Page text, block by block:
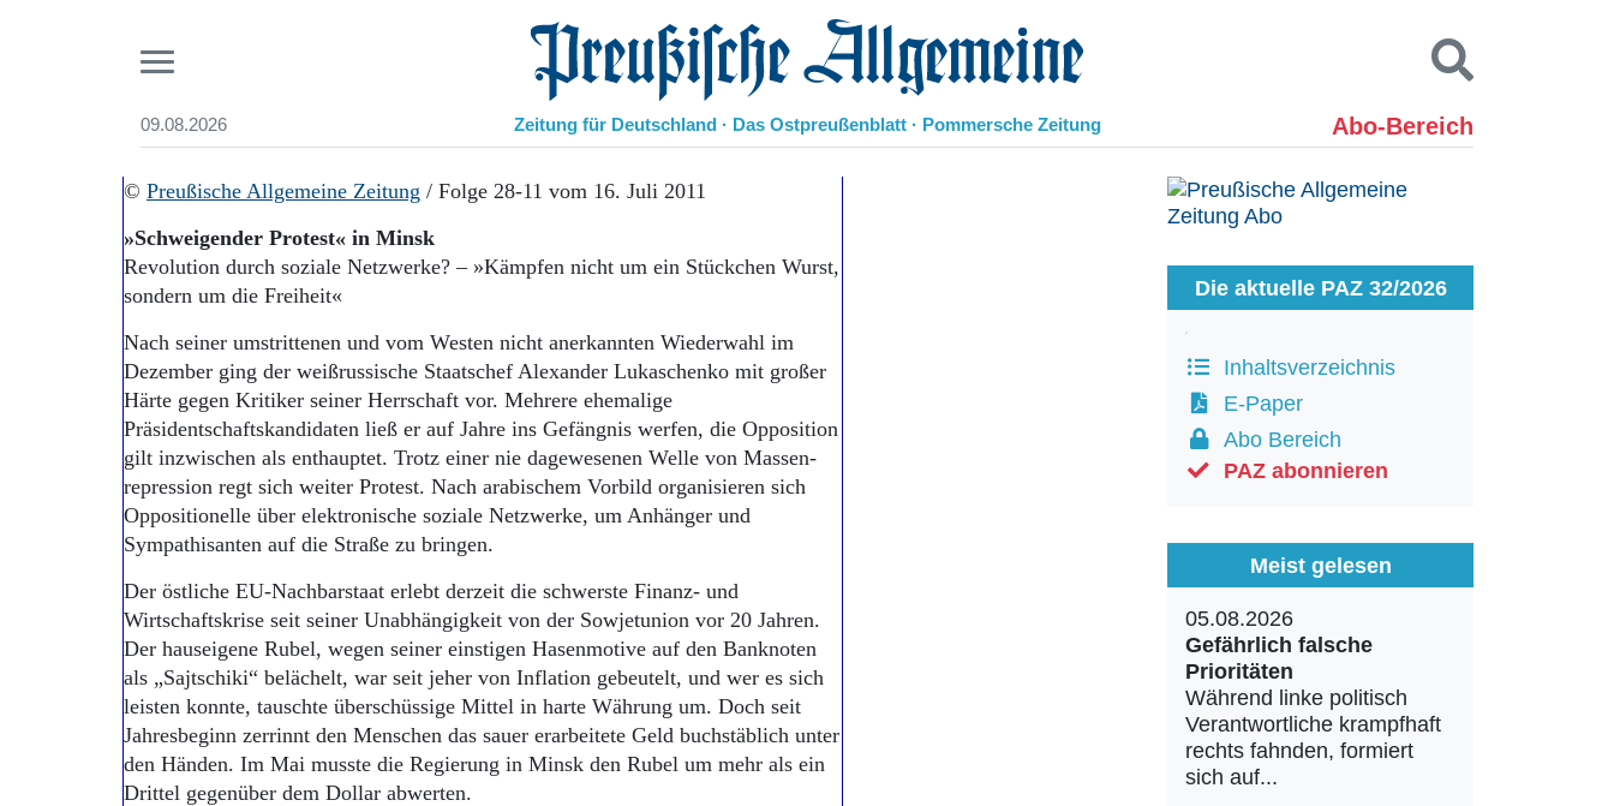
09.08.2026 Preußische Allgemeine Zeitung
Zeitung für Deutschland · Das Ostpreußenblatt · Pommersche Zeitung Abo-Bereich
Start
Aktuelle Ausgabe
Abonnenten-Login
Abonnent werden
Archiv
Mediadaten
Panorama
Geschichte
Ostpreußen
Berlin-Brandenburg
Schlesien
Danzig und Westpreußen
Kontakt
Suchen und finden
© Preußische Allgemeine Zeitung / Folge 28-11 vom 16. Juli 2011
»Schweigender Protest« in Minsk
Revolution durch soziale Netzwerke? – »Kämpfen nicht um ein Stückchen Wurst,
sondern um die Freiheit«
Nach seiner umstrittenen und vom Westen nicht anerkannten Wiederwahl im
Dezember ging der weißrussische Staatschef Alexander Lukaschenko mit großer
Härte gegen Kritiker seiner Herrschaft vor. Mehrere ehemalige
Präsidentschaftskandidaten ließ er auf Jahre ins Gefängnis werfen, die Opposition
gilt inzwischen als enthauptet. Trotz einer nie dagewesenen Welle von Massen­
repression regt sich weiter Protest. Nach arabischem Vorbild organisieren sich
Oppositionelle über elektronische soziale Netzwerke, um Anhänger und
Sympathisanten auf die Straße zu bringen.
Der östliche EU-Nachbarstaat erlebt derzeit die schwerste Finanz- und
Wirtschaftskrise seit seiner Unabhängigkeit von der Sowjetunion vor 20 Jahren.
Der hauseigene Rubel, wegen seiner einstigen Hasenmotive auf den Banknoten
als „Sajtschiki“ belächelt, war seit jeher von Inflation gebeutelt, und wer es sich
leisten konnte, tauschte überschüssige Mittel in harte Währung um. Doch seit
Jahresbeginn zerrinnt den Menschen das sauer erarbeitete Geld buchstäblich unter
den Händen. Im Mai musste die Regierung in Minsk den Rubel um mehr als ein
Drittel gegenüber dem Dollar abwerten.
Die aktuelle PAZ 32/2026
Inhaltsverzeichnis
E-Paper
Abo Bereich
PAZ abonnieren
Meist gelesen
05.08.2026
Gefährlich falsche
Prioritäten
Während linke politisch
Verantwortliche krampfhaft
rechts fahnden, formiert
sich auf...